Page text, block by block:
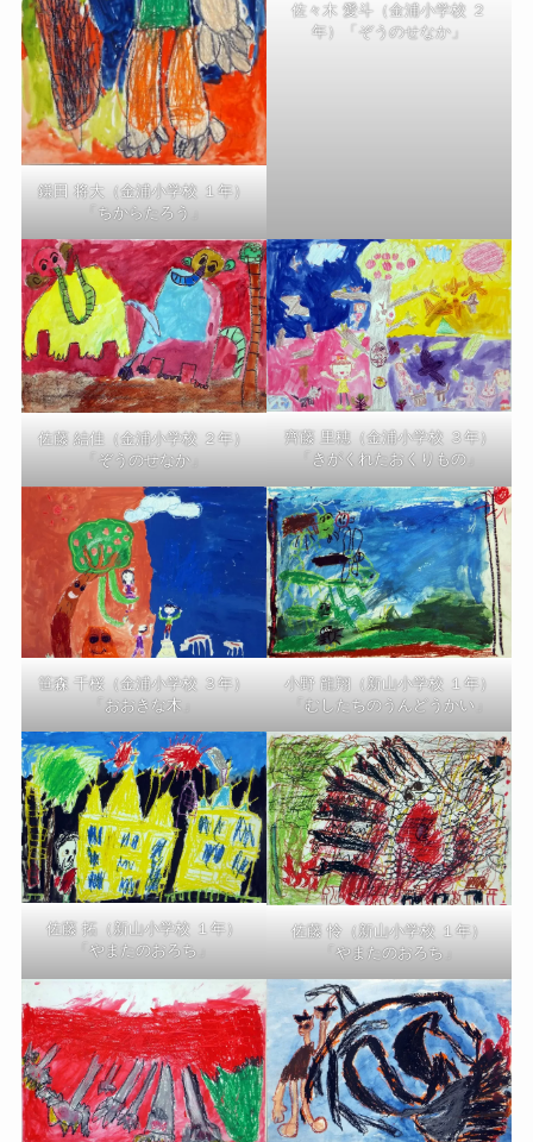
鎌田 将大（金浦小学校 １年）
「ちからたろう」
佐々木 愛斗（金浦小学校 ２
年）「ぞうのせなか」
佐藤 結佳（金浦小学校 ２年）
「ぞうのせなか」
齊藤 里穂（金浦小学校 ３年）
「きがくれたおくりもの」
笹森 千桜（金浦小学校 ３年）
「おおきな木」
小野 龍翔（新山小学校 １年）
「むしたちのうんどうかい」
佐藤 拓（新山小学校 １年）
「やまたのおろち」
佐藤 怜（新山小学校 １年）
「やまたのおろち」